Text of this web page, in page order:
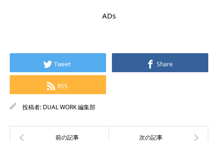
ADs
Tweet Share
RSS
投稿者: DUAL WORK 編集部